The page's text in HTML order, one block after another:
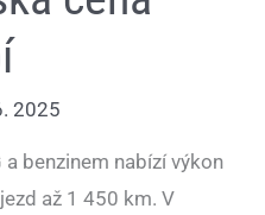
2025
benzinem nabízí výkon
až 1 450 km. V